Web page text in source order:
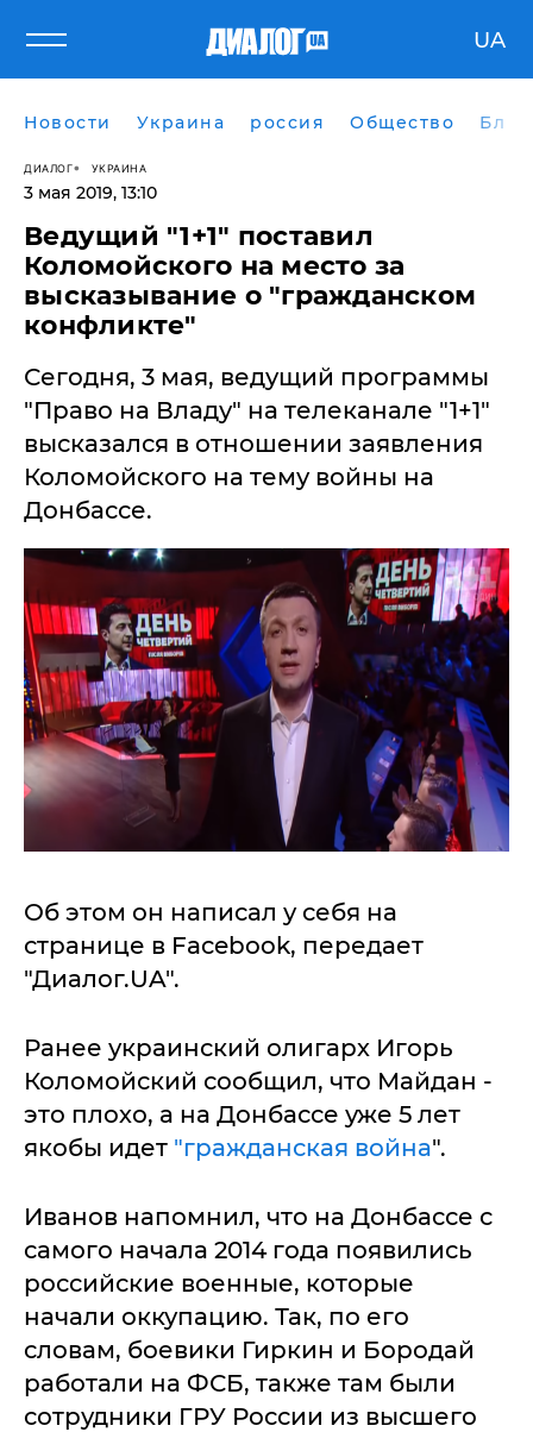
UA
Новости Украина россия Общество
ДИАЛОГ УКРАИНА
3 мая 2019, 13:10
Ведущий "1+1" поставил
Коломойского на место за
высказывание о "гражданском
конфликте"
Сегодня, 3 мая, ведущий программы
"Право на Владу" на телеканале "1+1"
высказался в отношении заявления
Коломойского на тему войны на
Донбассе.
Об этом он написал у себя на
странице в Facebook, передает
"Диалог.UA".
Ранее украинский олигарх Игорь
Коломойский сообщил, что Майдан -
это плохо, а на Донбассе уже 5 лет
якобы идет "гражданская война".
Иванов напомнил, что на Донбассе с
самого начала 2014 года появились
российские военные, которые
начали оккупацию. Так, по его
словам, боевики Гиркин и Бородай
работали на ФСБ, также там были
сотрудники ГРУ России из высшего